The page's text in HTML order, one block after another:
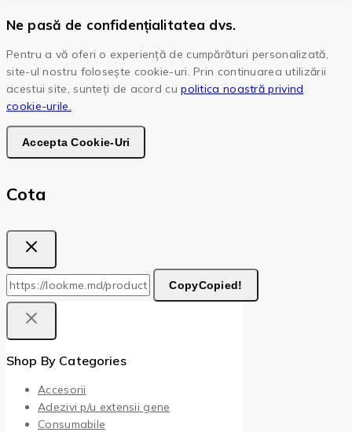
Ne pasă de confidențialitatea dvs.
Pentru a vă oferi o experiență de cumpărături personalizată,
site-ul nostru folosește cookie-uri. Prin continuarea utilizării
acestui site, sunteți de acord cupolitica noastră privind
cookie-urile.
Accepta Cookie-Uri
Cota
CopyCopied!
Shop By Categories
Accesorii
Adezivi p/u extensii gene
Consumabile